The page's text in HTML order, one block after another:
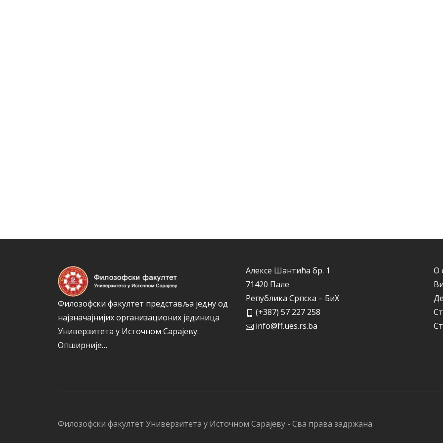
Филозофски факултет представља једну од
најзначајнијих организационих јединица
Универзитета у Источном Сарајеву.
Опширније…
Алексе Шантића бр. 1
71420 Пале
Република Српска – БиХ
(+387) 57 227 258
info@ff.ues.rs.ba
О
Филозофски факултет Универзитета у Источном Сарајеву - Сва права задржана